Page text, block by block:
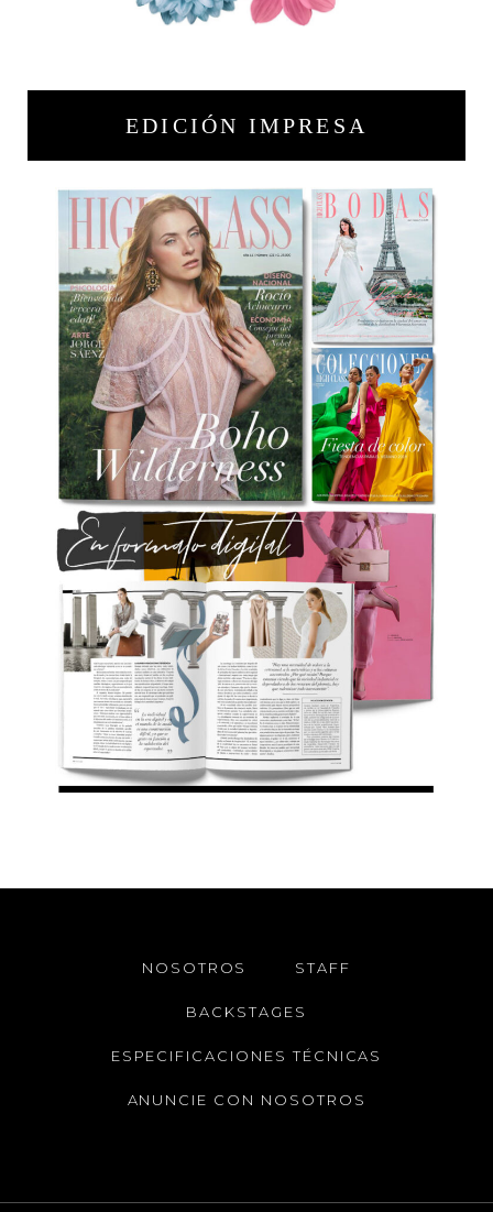
EDICIÓN IMPRESA
NOSOTROS STAFF
BACKSTAGES
ESPECIFICACIONES TÉCNICAS
ANUNCIE CON NOSOTROS